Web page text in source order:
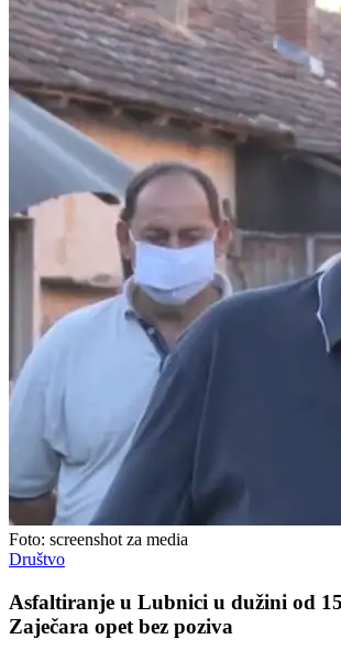
Foto: screenshot za media
Društvo
Asfaltiranje u Lubnici u dužini od
Zaječara opet bez poziva